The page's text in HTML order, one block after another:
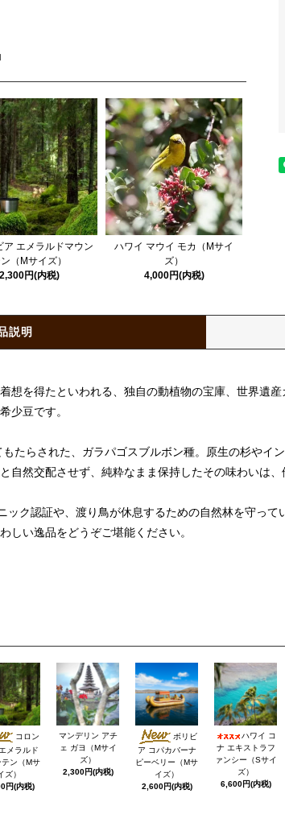
ア エメラルドマウン
（Mサイズ）
2,300円(内税)
ハワイ マウイ モカ（Mサイ
ズ）
4,000円(内税)
説明
想を得たといわれる、独自の動植物の宝庫、世界遺
少豆です。
たらされた、ガラパゴスブルボン種。原生の杉やイ
自然交配させず、純粋なまま保持したその味わいは
ック認証や、渡り鳥が休息するための自然林を守っ
しい逸品をどうぞご堪能ください。
コロン
メラルド
ン（Mサ
ズ）
円(内税)
マンデリン アチ
ェ ガヨ（Mサイ
ズ）
2,300円(内税)
ボリビ
ア コパカバーナ
ピーベリー（Mサ
イズ）
2,600円(内税)
ハワイ コ
ナ エキストラフ
ァンシー（Sサイ
ズ）
6,600円(内税)